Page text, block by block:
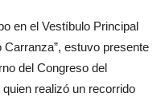
en el Vestíbulo Principal
Carranza”, estuvo presente
del Congreso del
realizó un recorrido